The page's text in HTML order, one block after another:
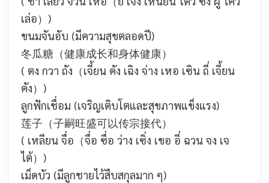
เล่อ）)
ขนมจันอับ (มีความสุขตลอดปี)
冬瓜糖（健康成长和身体健康）
( ตง กวา ถัง（เจี้ยน คัง เฉิง จ่าง เหอ เซิน ถี่ เจี้ยน
คัง）)
ลูกฟักเชื่อม (เจริญเติบโตและสุขภาพแข็งแรง)
莲子（子嗣旺盛可以传宗接代）
( เหลียน จื่อ（จื่อ ซื่อ ว่าง เซิ่ง เขอ อี่ ฉวน จง เจ
ไต้）)
เม็ดบัว (มีลูกชายไว้สืบสกุลมาก ๆ)